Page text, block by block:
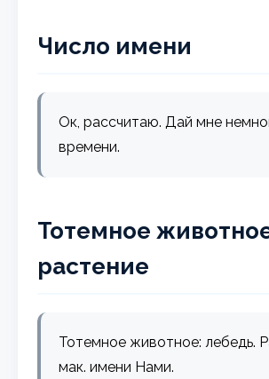
Число имени
Ок, рассчитаю. Дай мне
времени.
Тотемное
растение
Тотемное животное: лебедь.
мак. имени Нами.